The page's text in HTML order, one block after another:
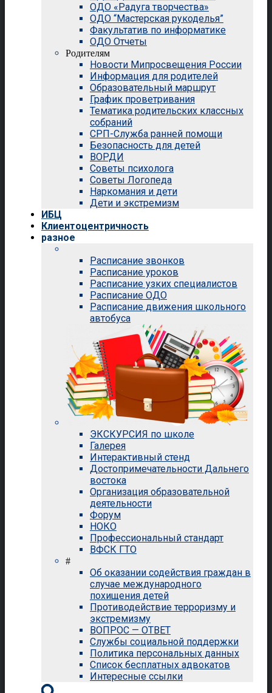
ОДО «Радуга творчества»
ОДО “Мастерская рукоделья”
Факультатив по информатике
ОДО Отчеты
Родителям
Новости Мипросвещения России
Информация для родителей
Образовательный маршрут
График проветривания
Тематика родительских классных
собраний
СРП-Служба ранней помощи
Безопасность для детей
ВОРДИ
Советы психолога
Советы Логопеда
Наркомания и дети
Дети и экстремизм
ИБЦ
Клиентоцентричность
разное
Расписание звонков
Расписание уроков
Расписание узких специалистов
Расписание ОДО
Расписание движения школьного
автобуса
ЭКСКУРСИЯ по школе
Галерея
Интерактивный стенд
Достопримечательности Дальнего
востока
Организация образовательной
деятельности
Форум
НОКО
Профессиональный стандарт
ВФСК ГТО
#
Об оказании содействия граждан в
случае международного
похищения детей
Противодействие терроризму и
экстремизму
ВОПРОС — ОТВЕТ
Службы социальной поддержки
Политика персональных данных
Список бесплатных адвокатов
Интересные ссылки